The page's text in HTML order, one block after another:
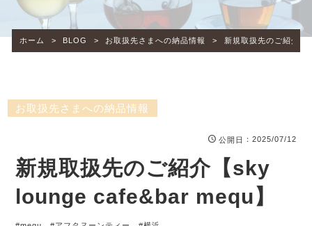
ホーム > BLOG > お取扱先さまへの納品情報 > 新規取扱先のご紹介
お取扱先さまへの納品情報
公開日 ：2025/07/12
新規取扱先のご紹介【sky
lounge cafe&bar mequ】